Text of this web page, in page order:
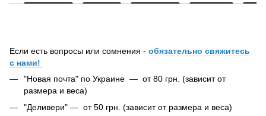
Если есть вопросы или сомнения - обязательно свяжитесь
с нами!
"Новая почта" по Украине — от 80 грн. (зависит от
размера и веса)
"Деливери" — от 50 грн. (зависит от размера и веса)